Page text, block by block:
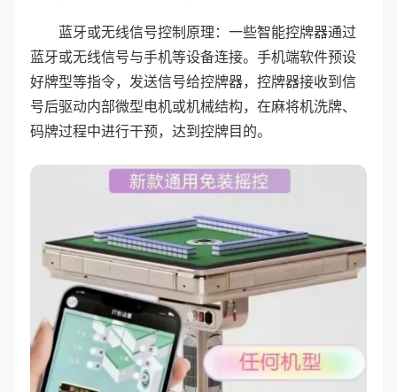
蓝牙或无线信号控制原理：一些智能控牌器通过
蓝牙或无线信号与手机等设备连接。手机端软件预设
好牌型等指令，发送信号给控牌器，控牌器接收到信
号后驱动内部微型电机或机械结构，在麻将机洗牌、
码牌过程中进行干预，达到控牌目的。